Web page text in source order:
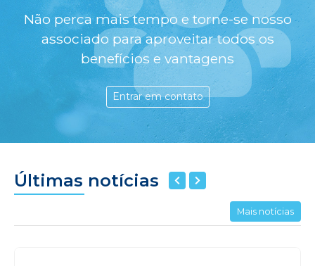
Não perca mais tempo e torne-se nosso
associado para aproveitar todos os
benefícios e vantagens
Entrar em contato
Últimas notícias
Mais notícias